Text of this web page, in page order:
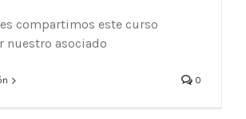
compartimos este curso
nuestro asociado
0